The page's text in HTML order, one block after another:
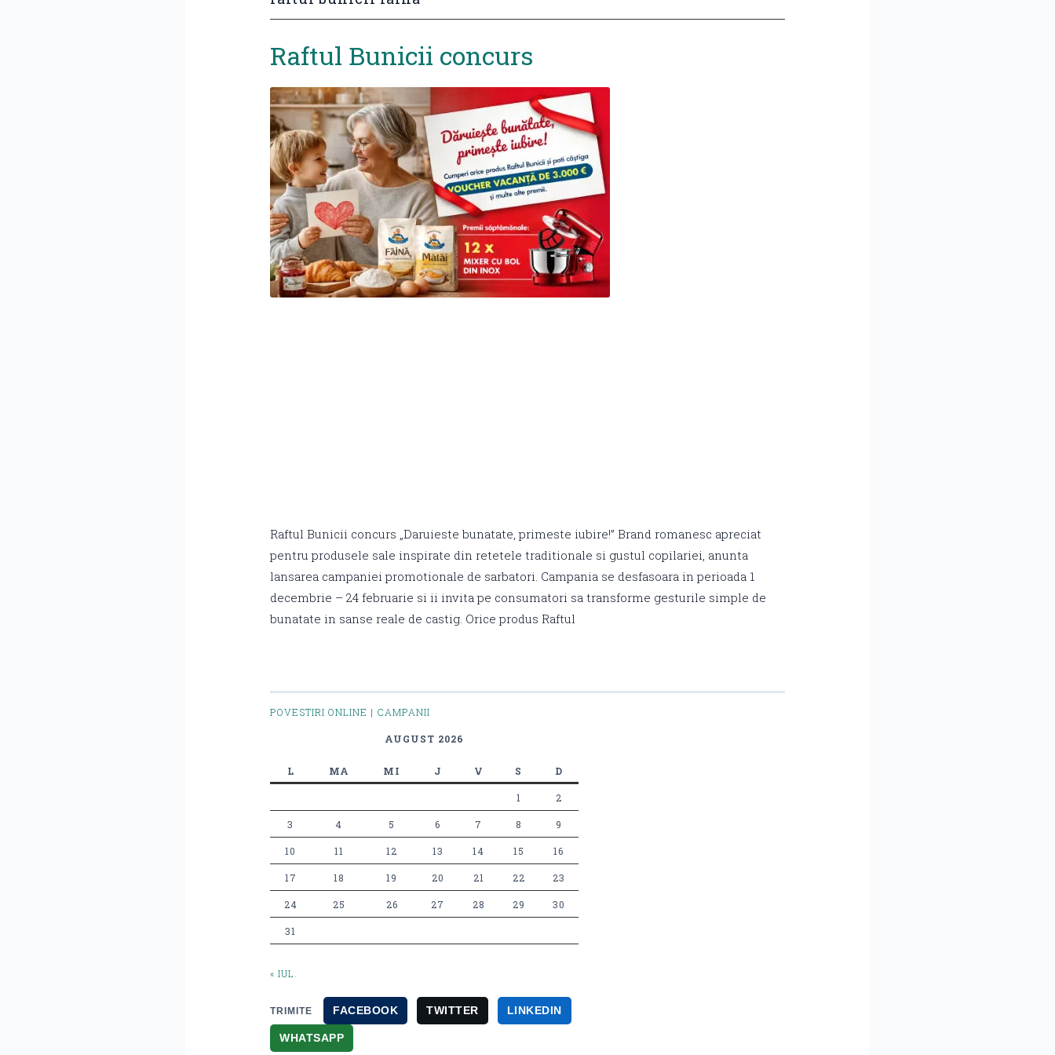
Raftul Bunicii concurs
Raftul Bunicii concurs „Daruieste bunatate, primeste iubire!” Brand romanesc apreciat
pentru produsele sale inspirate din retetele traditionale si gustul copilariei, anunta
lansarea campaniei promotionale de sarbatori. Campania se desfasoara in perioada 1
decembrie – 24 februarie si ii invita pe consumatori sa transforme gesturile simple de
bunatate in sanse reale de castig. Orice produs Raftul
POVESTIRI ONLINE | CAMPANII
AUGUST 2026
L MA MI J V S D
1 2
3 4 5 6 7 8 9
10 11 12 13 14 15 16
17 18 19 20 21 22 23
24 25 26 27 28 29 30
31
« IUL.
TRIMITE FACEBOOK TWITTER LINKEDIN
WHATSAPP